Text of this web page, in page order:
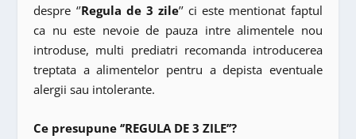
despre ‘’Regula de 3 zile’’ ci este mentionat faptul
ca nu este nevoie de pauza intre alimentele nou
introduse, multi prediatri recomanda introducerea
treptata a alimentelor pentru a depista eventuale
alergii sau intolerante.
Ce presupune ‘’REGULA DE 3 ZILE’’?